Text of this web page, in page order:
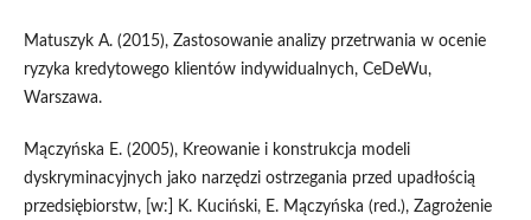
Matuszyk A. (2015), Zastosowanie analizy przetrwania w ocenie
ryzyka kredytowego klientów indywidualnych, CeDeWu,
Warszawa.
Mączyńska E. (2005), Kreowanie i konstrukcja modeli
dyskryminacyjnych jako narzędzi ostrzegania przed upadłością
przedsiębiorstw, [w:] K. Kuciński, E. Mączyńska (red.), Zagrożenie